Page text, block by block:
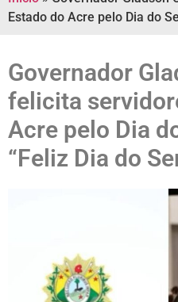
Estado do Acre pelo Dia do
Governador
felicita
Acre pelo Dia
“Feliz Dia do